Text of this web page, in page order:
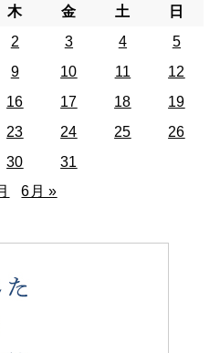
木 金 土
日
2 3 4
5
9 10 11
12
16 17 18
19
23 24 25
26
30
31
6月 »